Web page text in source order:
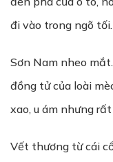
đi vào trong ngõ tối.
Sơn Nam nheo
đồng tử của loài
xao, u ám nhưng
Vết thương từ cái